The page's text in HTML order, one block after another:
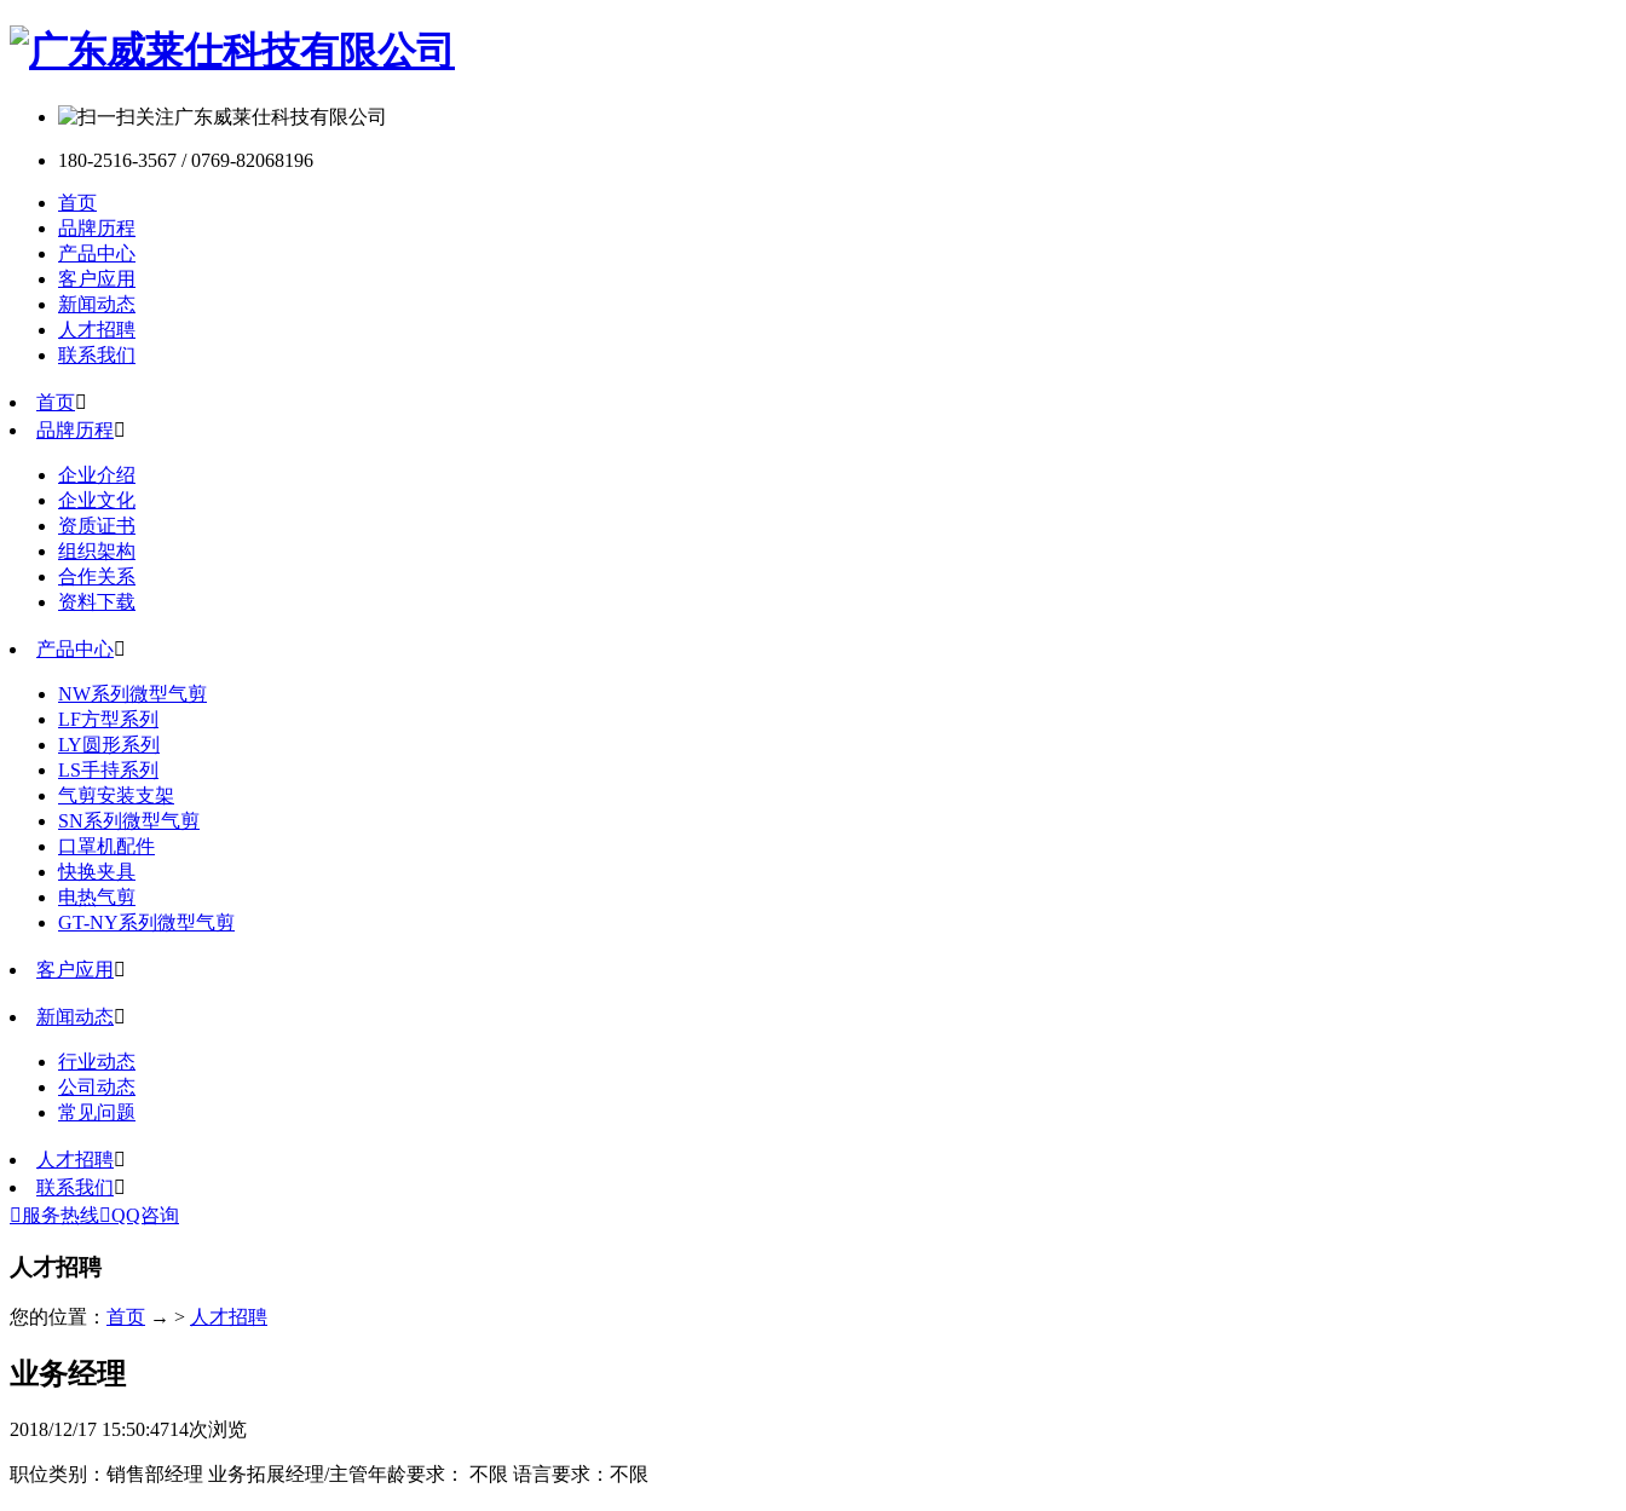
180-2516-3567 / 0769-82068196
首页
品牌历程
产品中心
客户应用
新闻动态
人才招聘
联系我们
首页
品牌历程
企业介绍
企业文化
资质证书
组织架构
合作关系
资料下载
产品中心
NW系列微型气剪
LF方型系列
LY圆形系列
LS手持系列
气剪安装支架
SN系列微型气剪
口罩机配件
快换夹具
电热气剪
GT-NY系列微型气剪
客户应用 
新闻动态
行业动态
公司动态
常见问题
人才招聘
联系我们
 服务热线QQ咨询
人才招聘
您的位置： 首页 → > 人才招聘
业务经理
2018/12/17 15:50:4714次浏览
职位类别：销售部经理 业务拓展经理/主管年龄要求： 不限 语言要求：不限